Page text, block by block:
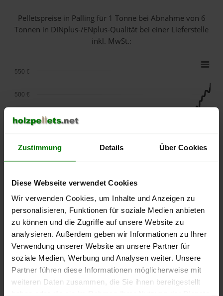
Zustimmung Details Über Cookies
Diese Webseite verwendet Cookies
Wir verwenden Cookies, um Inhalte und Anzeigen zu
personalisieren, Funktionen für soziale Medien anbieten
zu können und die Zugriffe auf unsere Website zu
analysieren. Außerdem geben wir Informationen zu Ihrer
Verwendung unserer Website an unsere Partner für
soziale Medien, Werbung und Analysen weiter. Unsere
Partner führen diese Informationen möglicherweise mit
weiteren Daten zusammen, die Sie ihnen bereitgestellt
Pelletspreise in Palling für 1 Tonne bei Abnahmevon 6
Tonnen in DINplus-/ENplus-Qualität bei einer Lieferstelle
inkl. MwSt.:
lose Ware
2025
2026
2026
250 €
300 €
350 €
450 €
500 €
550 €
Die aktuelle Preisentwicklung für Holzpellets in Deutschland
können Sie jederzeit auf unsererPelletspreise-Seite
nachvollziehen.